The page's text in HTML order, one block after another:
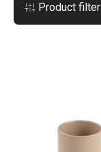
Product filter